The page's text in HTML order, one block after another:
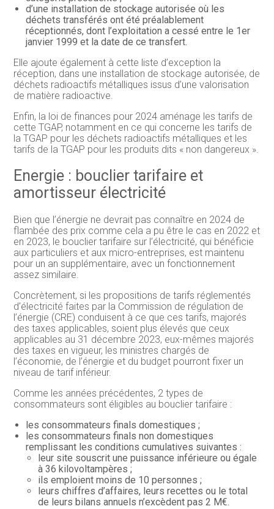
d’une installation de stockage autorisée où les
déchets transférés ont été préalablement
réceptionnés, dont l’exploitation a cessé entre le 1er
janvier 1999 et la date de ce transfert.
Elle ajoute également à cette liste d’exception la
réception, dans une installation de stockage autorisée, de
déchets radioactifs métalliques issus d’une valorisation
de matière radioactive.
Enfin, la loi de finances pour 2024 aménage les tarifs de
cette TGAP, notamment en ce qui concerne les tarifs de
la TGAP pour les déchets radioactifs métalliques et les
tarifs de la TGAP pour les produits dits « non dangereux ».
Energie : bouclier tarifaire et
amortisseur électricité
Bien que l’énergie ne devrait pas connaître en 2024 de
flambée des prix comme cela a pu être le cas en 2022 et
en 2023, le bouclier tarifaire sur l’électricité, qui bénéficie
aux particuliers et aux micro-entreprises, est maintenu
pour un an supplémentaire, avec un fonctionnement
assez similaire.
Concrètement, si les propositions de tarifs réglementés
d’électricité faites par la Commission de régulation de
l’énergie (CRE) conduisent à ce que ces tarifs, majorés
des taxes applicables, soient plus élevés que ceux
applicables au 31 décembre 2023, eux-mêmes majorés
des taxes en vigueur, les ministres chargés de
l’économie, de l’énergie et du budget pourront fixer un
niveau de tarif inférieur.
Comme les années précédentes, 2 types de
consommateurs sont éligibles au bouclier tarifaire :
les consommateurs finals domestiques ;
les consommateurs finals non domestiques
remplissant les conditions cumulatives suivantes :
leur site souscrit une puissance inférieure ou égale
à 36 kilovoltampères ;
ils emploient moins de 10 personnes ;
leurs chiffres d’affaires, leurs recettes ou le total
de leurs bilans annuels n’excèdent pas 2 M€.